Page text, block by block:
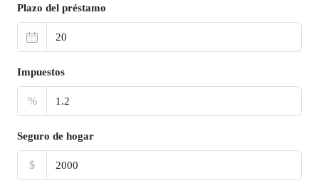
Plazo del préstamo
Impuestos
%
Seguro de hogar
$